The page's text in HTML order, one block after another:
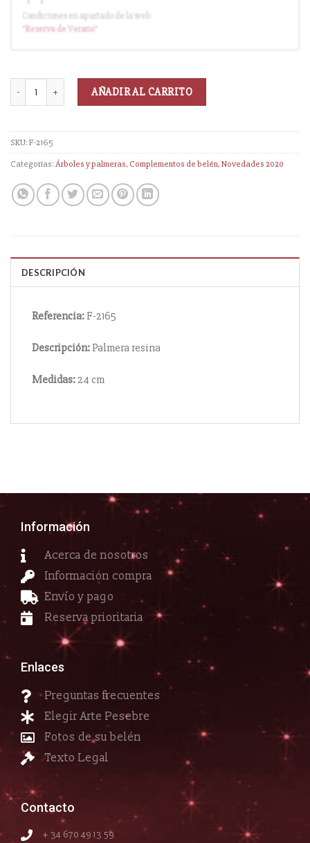
Entrega en cuanto el pedido esté disponible (sin descuento)
Condiciones en apartado de la web:
"Reservade Verano"
AÑADIR AL CARRITO
SKU:F-2165
Categorías:Árboles y palmeras, Complementos de belén,Novedades 2020
DESCRIPCIÓN
Referencia: F-2165
Descripción: Palmera resina
Medidas:24 cm
Información
Acerca de nosotros
Información compra
Envío y pago
Reserva prioritaria
Enlaces
Preguntas frecuentes
Elegir Arte Pesebre
Fotos de su belén
Texto Legal
Contacto
+ 34 670 49 13 59